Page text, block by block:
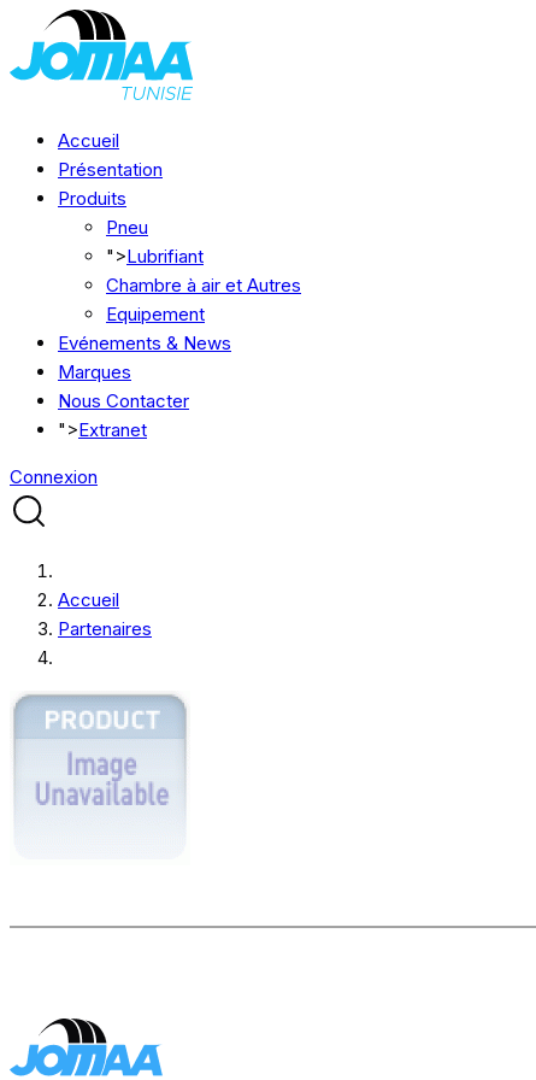
Accueil
Présentation
Produits
Pneu
">Lubrifiant
Chambre à air et Autres
Equipement
Evénements & News
Marques
Nous Contacter
">Extranet
Connexion
Accueil
Partenaires